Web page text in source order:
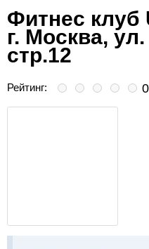
Фитнес клуб
г. Москва,
стр.12
Рейтинг: